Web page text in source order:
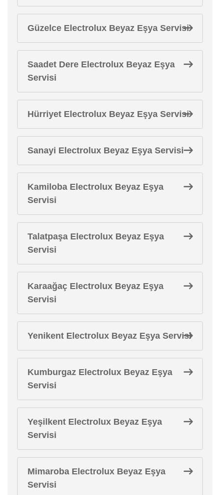
Güzelce Electrolux Beyaz Eşya Servisi
Saadet Dere Electrolux Beyaz Eşya
Servisi
Hürriyet Electrolux Beyaz Eşya Servisi
Sanayi Electrolux Beyaz Eşya Servisi
Kamiloba Electrolux Beyaz Eşya
Servisi
Talatpaşa Electrolux Beyaz Eşya
Servisi
Karaağaç Electrolux Beyaz Eşya
Servisi
Yenikent Electrolux Beyaz Eşya Servisi
Kumburgaz Electrolux Beyaz Eşya
Servisi
Yeşilkent Electrolux Beyaz Eşya
Servisi
Mimaroba Electrolux Beyaz Eşya
Servisi